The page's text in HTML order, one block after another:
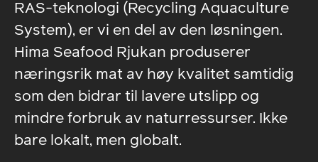
RAS-teknologi (Recycling Aquaculture
System), er vi en del av den løsningen.
Hima Seafood Rjukan produserer
næringsrik mat av høy kvalitet samtidig
som den bidrar til lavere utslipp og
mindre forbruk av naturressurser. Ikke
bare lokalt, men globalt.